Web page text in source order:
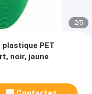
2/5
plastique PET
noir, jaune